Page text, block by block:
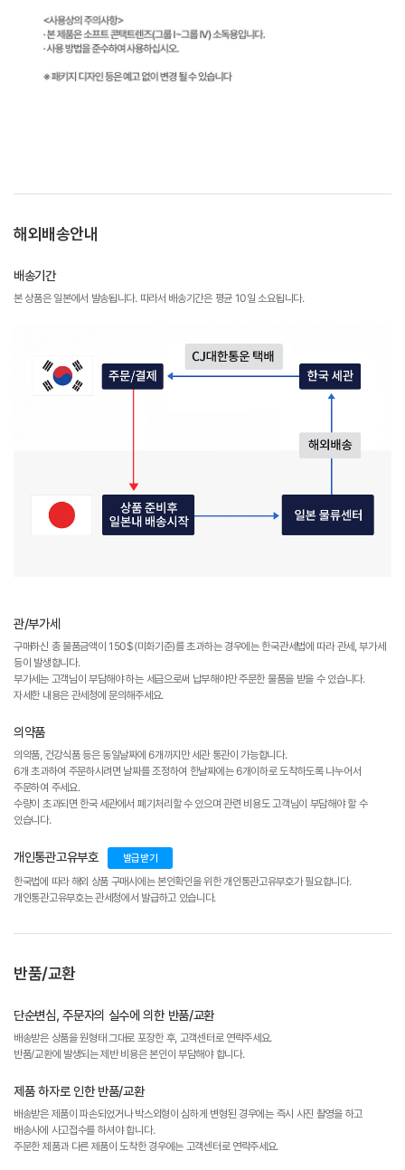
해외배송안내
배송기간
본 상품은 일본에서 발송됩니다. 따라서 배송기간은 평균 10일 소요됩니다.
관/부가세
구매하신 총 물품금액이 150$(미화기준)를 초과하는 경우에는 한국관세법에 따라 관세, 부가세
등이 발생합니다.
부가세는 고객님이 부담해야 하는 세금으로써 납부해야만 주문한 물품을 받을 수 있습니다.
자세한 내용은 관세청에 문의해주세요.
의약품
의약품, 건강식품 등은 동일날짜에 6개까지만 세관 통관이 가능합니다.
6개 초과하여 주문하시려면 날짜를 조정하여 한날짜에는 6개이하로 도착하도록 나누어서
주문하여 주세요.
수량이 초과되면 한국 세관에서 폐기처리할 수 있으며 관련 비용도 고객님이 부담해야 할 수
있습니다.
개인통관고유부호 발급받기
한국법에 따라 해외 상품 구매시에는 본인확인을 위한 개인통관고유부호가 필요합니다.
개인통관고유부호는 관세청에서 발급하고 있습니다.
반품/교환
단순변심, 주문자의 실수에 의한 반품/교환
배송받은 상품을 원형태 그대로 포장한 후, 고객센터로 연락주세요.
반품/교환에 발생되는 제반 비용은 본인이 부담해야 합니다.
제품 하자로 인한 반품/교환
배송받은 제품이 파손되었거나 박스외형이 심하게 변형된 경우에는 즉시 사진 촬영을 하고
배송사에 사고접수를 하셔야 합니다.
주문한 제품과 다른 제품이 도착한 경우에는 고객센터로 연락주세요.